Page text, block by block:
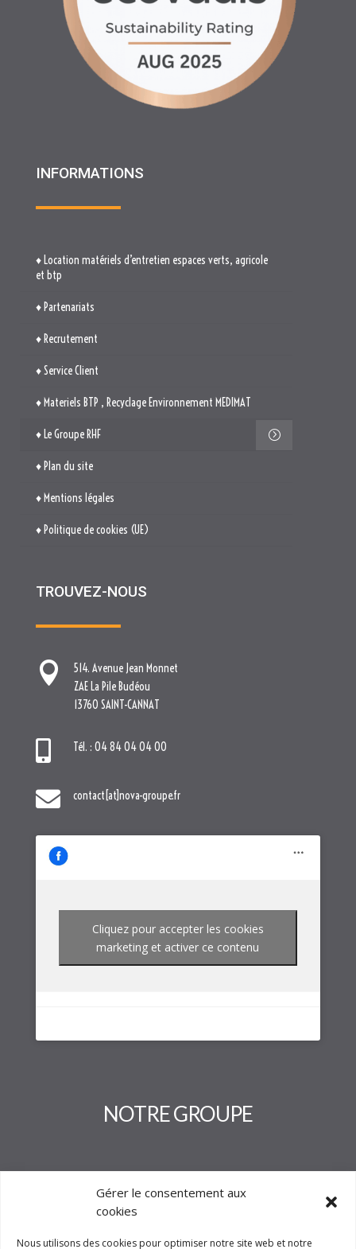
Gérer le consentement aux
cookies
Nous utilisons des cookies pour optimiser notre site web et notre
INFORMATIONS
♦ Location matériels d’entretien espaces verts, agricole
et btp
♦ Partenariats
♦ Recrutement
♦ Service Client
♦ Materiels BTP , Recyclage Environnement MEDIMAT
♦ Le Groupe RHF
♦ Plan du site
♦ Mentions légales
♦ Politique de cookies (UE)
TROUVEZ-NOUS

514. Avenue Jean Monnet
ZAE La Pile Budéou
13760 SAINT-CANNAT
 Tél. : 04 84 04 04 00
 contact[at]nova-groupe.fr
Cliquez pour accepter les cookies
marketing et activer ce contenu
NOTRE GROUPE